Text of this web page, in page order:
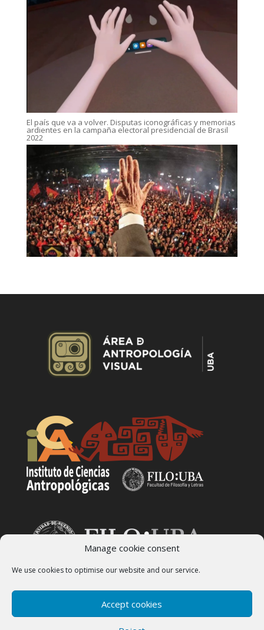
Manage cookie consent
We use cookies to optimise our website and our service.
Accept cookies
El país que va a volver. Disputas iconográficas y memorias
ardientes en la campaña electoral presidencial de Brasil
2022